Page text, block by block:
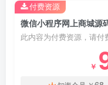
微信小程序网上商城源
此内容为付费资源，请付
￥
付费资源